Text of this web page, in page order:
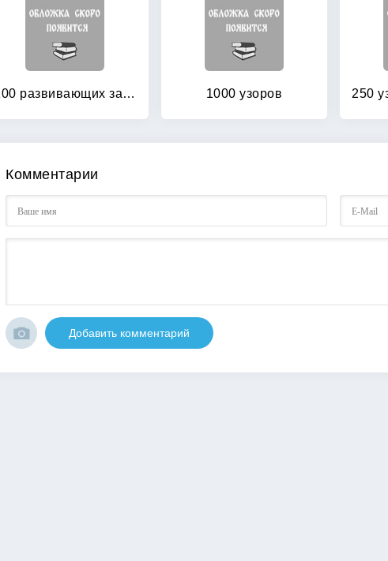
100 развивающих заданий для мальчиков 1000 узоров
Комментарии